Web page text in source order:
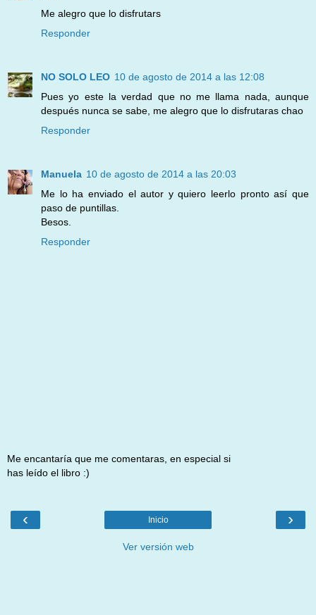
Me alegro que lo disfrutars
Responder
NO SOLO LEO 10 de agosto de 2014 a las 12:08
Pues yo este la verdad que no me llama nada, aunque
después nunca se sabe, me alegro que lo disfrutaras chao
Responder
Manuela 10 de agosto de 2014 a las 20:03
Me lo ha enviado el autor y quiero leerlo pronto así que
paso de puntillas.
Besos.
Responder
Me encantaría que me comentaras, en especial si
has leído el libro :)
‹ ›
Inicio
Ver versión web